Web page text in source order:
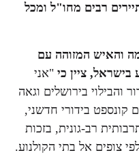
רבים מחו"ל ומכל
והאיש המזוהה עם
ציין כי "אני
והבילוי בירושלים וגאה
קונספט בידורי חדשני,
רב-גונית, בזכות
צופים אל בתי הקולנוע.